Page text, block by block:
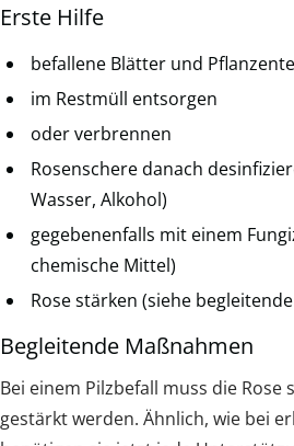
Erste Hilfe
befallene Blätter und
im Restmüll entsorgen
oder verbrennen
Rosenschere danach
Wasser, Alkohol)
gegebenenfalls mit einem
chemische Mittel)
Rose stärken (siehe
Begleitende Maßnahmen
Bei einem Pilzbefall muss die Rose
gestärkt werden. Ähnlich, wie bei